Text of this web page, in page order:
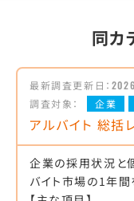
同カ
最新調査更新日：
調査対象：
企業
アルバイト 総括
企業の採用状況と
バイト市場の1年